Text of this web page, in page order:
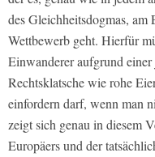
des Gleichheitsdogmas,
Wettbewerb geht. Hierfür
Einwanderer aufgrund
Rechtsklatsche wie rohe
einfordern darf, wenn man
zeigt sich genau in diesem
Europäers und der